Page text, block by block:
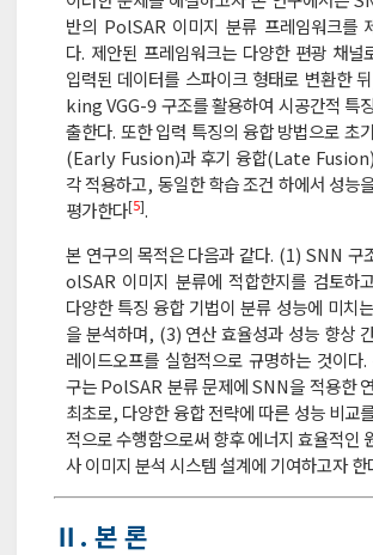
반의 PolSAR 이미지 분류 프레임워크를
다. 제안된 프레임워크는 다양한 편광 채널
입력된 데이터를 스파이크 형태로 변환한
king VGG-9 구조를 활용하여 시공간적 특
출한다. 또한 입력 특징의 융합 방법으로 초
(Early Fusion)과 후기 융합(Late
각 적용하고, 동일한 학습 조건 하에서 성능
평가한다[5].
본 연구의 목적은 다음과 같다. (1) SNN 구
olSAR 이미지 분류에 적합한지를 검토하
다양한 특징 융합 기법이 분류 성능에 미치
을 분석하며, (3) 연산 효율성과 성능 향상
레이드오프를 실험적으로 규명하는 것이다
구는 PolSAR 분류 문제에 SNN을 적용한
최초로, 다양한 융합 전략에 따른 성능 비교
적으로 수행함으로써 향후 에너지 효율적인
사 이미지 분석 시스템 설계에 기여하고자 한
Ⅱ. 본 론